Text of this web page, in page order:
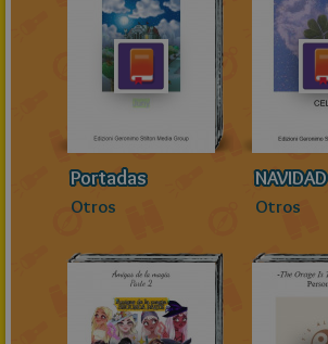
Portadas
Otros
NAVIDAD
Otros